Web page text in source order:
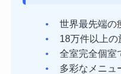
世界最先端の
18万件以上の
全室完全個室
多彩なメニュ